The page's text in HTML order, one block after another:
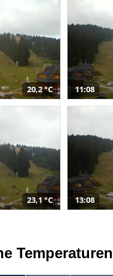
20,2 °C 11:08
23,1 °C 13:08
Temperaturen